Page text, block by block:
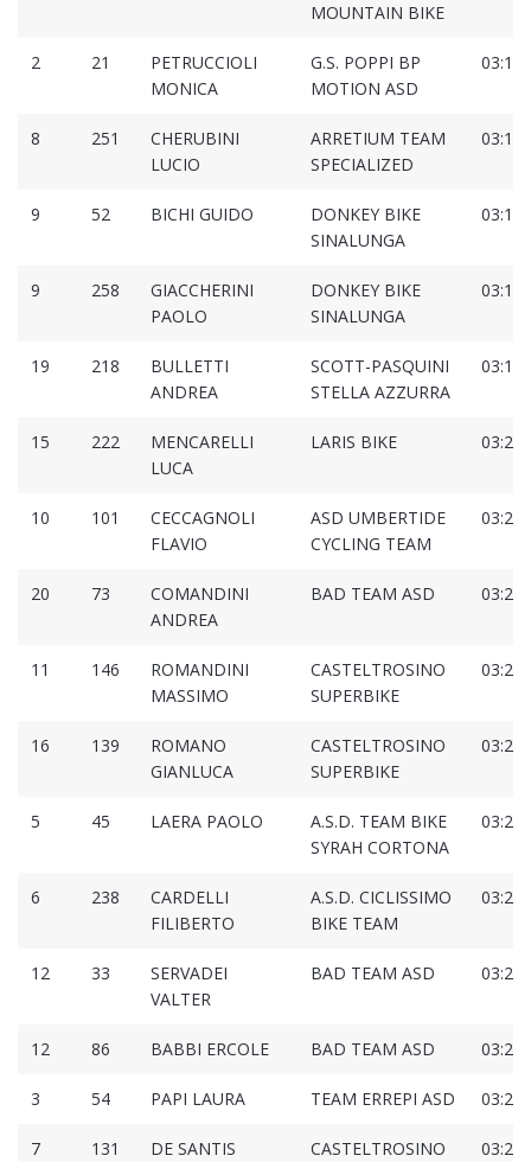
MOUNTAIN BIKE
2 21
PETRUCCIOLI
MONICA
G.S. POPPI BP
MOTION ASD
8 251
CHERUBINI
LUCIO
ARRETIUM TEAM
SPECIALIZED
9 52 BICHI GUIDO
DONKEY BIKE
SINALUNGA
9 258
GIACCHERINI
PAOLO
DONKEY BIKE
SINALUNGA
19 218
BULLETTI
ANDREA
SCOTT-PASQUINI
STELLA AZZURRA
15 222
MENCARELLI
LUCA
LARIS BIKE
10 101
CECCAGNOLI
FLAVIO
ASD UMBERTIDE
CYCLING TEAM
20 73
COMANDINI
ANDREA
BAD TEAM ASD
11 146
ROMANDINI
MASSIMO
CASTELTROSINO
SUPERBIKE
16 139
ROMANO
GIANLUCA
CASTELTROSINO
SUPERBIKE
5 45 LAERA PAOLO
A.S.D. TEAM BIKE
SYRAH CORTONA
6 238
CARDELLI
FILIBERTO
A.S.D. CICLISSIMO
BIKE TEAM
12 33
SERVADEI
VALTER
BAD TEAM ASD
12 86 BABBI ERCOLE BAD TEAM ASD
3 54 PAPI LAURA TEAM ERREPI ASD
7 131
DE SANTIS
CASTELTROSINO